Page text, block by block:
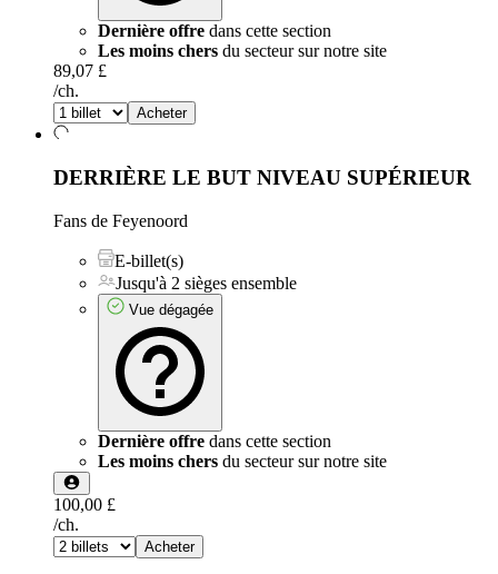
Dernière offre dans cette section
Les moins chers du secteur sur notre site
89,07 £
/ch.
Acheter
DERRIÈRE LE BUT NIVEAU SUPÉRIEUR
Fans de Feyenoord
E-billet(s)
Jusqu'à 2 sièges ensemble
Vue dégagée
Dernière offre dans cette section
Les moins chers du secteur sur notre site
100,00 £
/ch.
Acheter